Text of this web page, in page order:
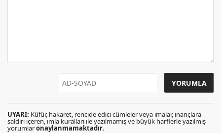
UYARI: Küfür, hakaret, rencide edici cümleler veya imalar, inançlara
saldırı içeren, imla kuralları ile yazılmamış ve büyük harflerle yazılmış
yorumlaronaylanmamaktadır.